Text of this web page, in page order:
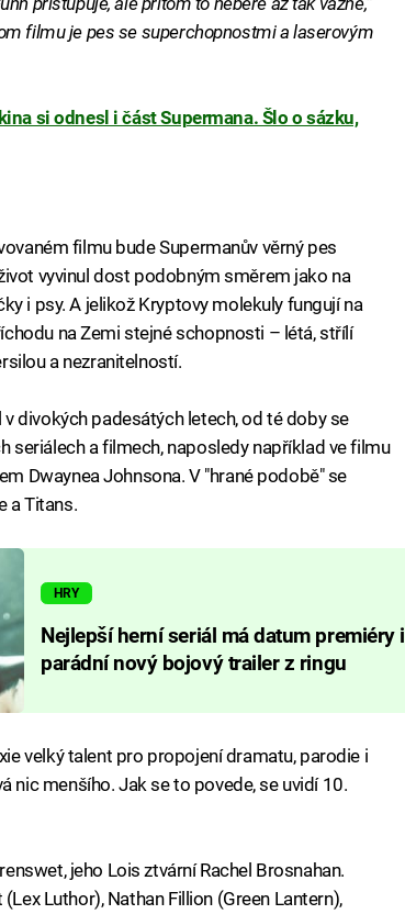
filmu je pes se superchopnostmi a laserovým
si odnesl i část Supermana. Šlo o sázku,
filmu bude Supermanův věrný pes
vyvinul dost podobným směrem jako na
i psy. A jelikož Kryptovy molekuly fungují na
na Zemi stejné schopnosti – létá, střílí
a nezranitelností.
divokých padesátých letech, od té doby se
seriálech a filmech, naposledy například ve filmu
Dwaynea Johnsona. V "hrané podobě" se
a Titans.
HRY
Nejlepší herní seriál má datum premiéry i
parádní nový bojový trailer z ringu
velký talent pro propojení dramatu, parodie i
nic menšího. Jak se to povede, se uvidí 10.
jeho Lois ztvární Rachel Brosnahan.
Luthor), Nathan Fillion (Green Lantern),